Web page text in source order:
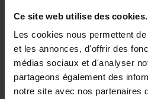
Ce site web utilise des cookies.
Les cookies nous permettent
et les annonces, d'offrir des
médias sociaux et d'analyser
partageons également des
notre site avec nos partenaires
Mai
JOCO Pickleball
hybride et
Bureaux à vendre à
disponibles au
Février